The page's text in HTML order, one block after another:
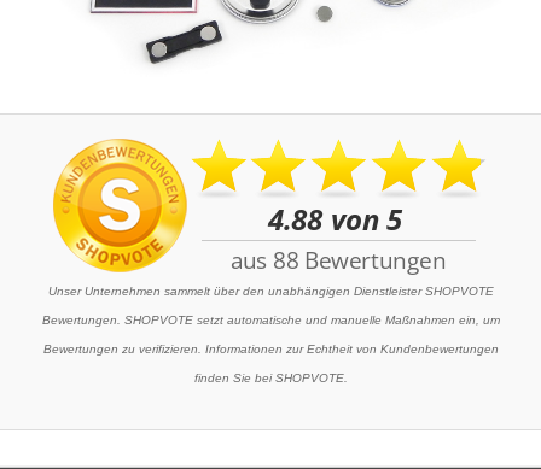
Unser Unternehmen sammelt über den unabhängigen Dienstleister SHOPVOTE
Bewertungen. SHOPVOTE setzt automatische und manuelle Maßnahmen ein, um
Bewertungen zu verifizieren. Informationen zur Echtheit von Kundenbewertungen
finden Sie bei SHOPVOTE.